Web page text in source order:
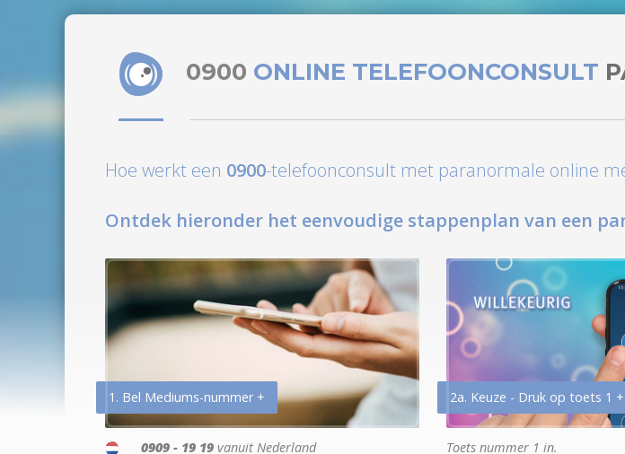
0900 ONLINE TELEFOONCONSULT
Hoe werkt een 0900-telefoonconsult met paranormale online
Ontdek hieronder het eenvoudige stappenplan van een
1. Bel Mediums-nummer +
0909 - 19 19 vanuit Nederland
2a. Keuze - Druk op toets 1 +
Toets nummer 1 in.